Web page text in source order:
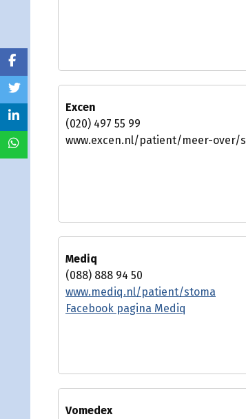
Excen
(020) 497 55 99
www.excen.nl/patient/meer-over/
Mediq
(088) 888 94 50
www.mediq.nl/patient/stoma
Facebook pagina Mediq
Vomedex